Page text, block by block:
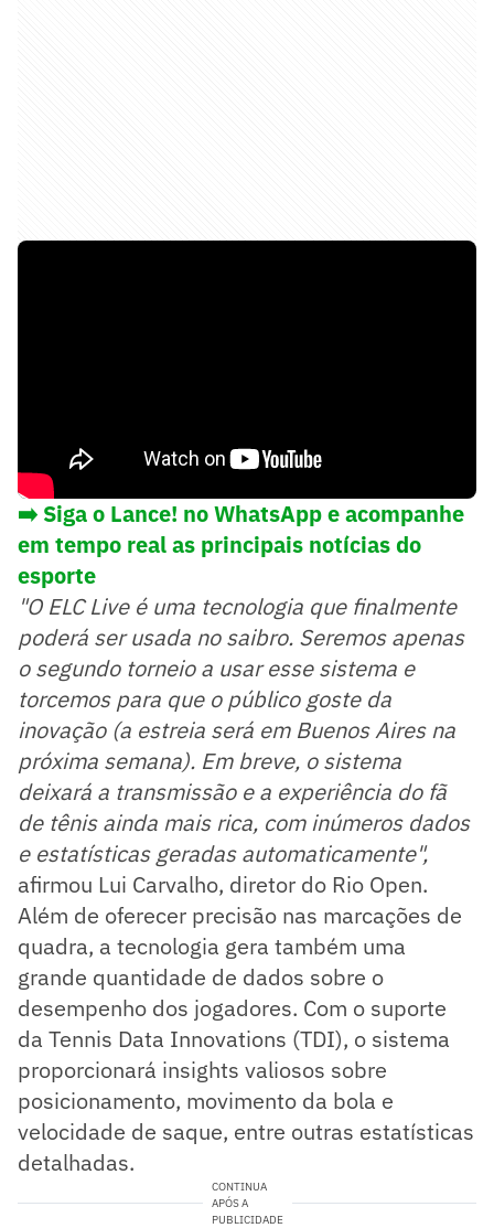
➡️ Siga o Lance! no WhatsApp e acompanhe
em tempo real as principais notícias do
esporte
"O ELC Live é uma tecnologia que finalmente
poderá ser usada no saibro. Seremos apenas
o segundo torneio a usar esse sistema e
torcemos para que o público goste da
inovação (a estreia será em Buenos Aires na
próxima semana). Em breve, o sistema
deixará a transmissão e a experiência do fã
de tênis ainda mais rica, com inúmeros dados
e estatísticas geradas automaticamente",
afirmou Lui Carvalho, diretor do Rio Open.
Além de oferecer precisão nas marcações de
quadra, a tecnologia gera também uma
grande quantidade de dados sobre o
desempenho dos jogadores. Com o suporte
da Tennis Data Innovations (TDI), o sistema
proporcionará insights valiosos sobre
posicionamento, movimento da bola e
velocidade de saque, entre outras estatísticas
detalhadas.
CONTINUA
APÓS A
PUBLICIDADE